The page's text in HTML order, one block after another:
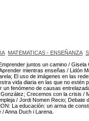
MATEMATICAS - ENSEÑANZA
juntos un camino / Gisela
mientras enseñas / Lidón
El uso de imágenes en las
vida diaria en las que no estén
un fenómeno de causas
Crecemos con la crisis /
/ Jordi Nomen Recio; Debate
La educación: un arma de
Anna Duch i Larena.